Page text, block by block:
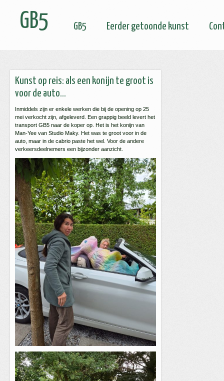
GB5 GB5 Eerder getoonde kunst
Kunst op reis: als een konijn te groot is
voor de auto…
Inmiddels zijn er enkele werken die bij de opening op 25
mei verkocht zijn, afgeleverd. Een grappig beeld levert het
transport GB5 naar de koper op. Het is het konijn van
Man-Yee van Studio Maky. Het was te groot voor in de
auto, maar in de cabrio paste het wel. Voor de andere
verkeersdeelnemers een bijzonder aanzicht.